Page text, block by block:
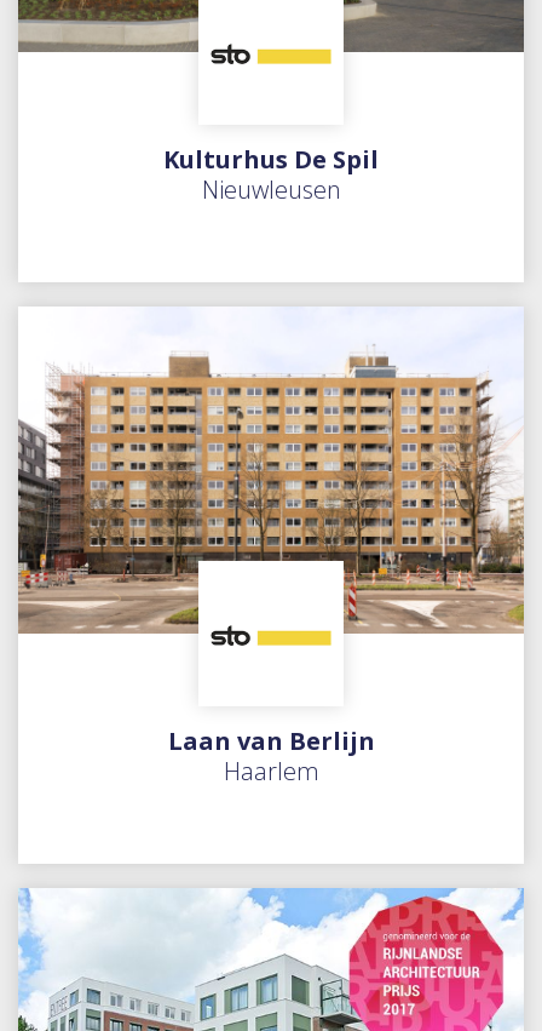
Kulturhus De Spil
Nieuwleusen
Laan van Berlijn
Haarlem